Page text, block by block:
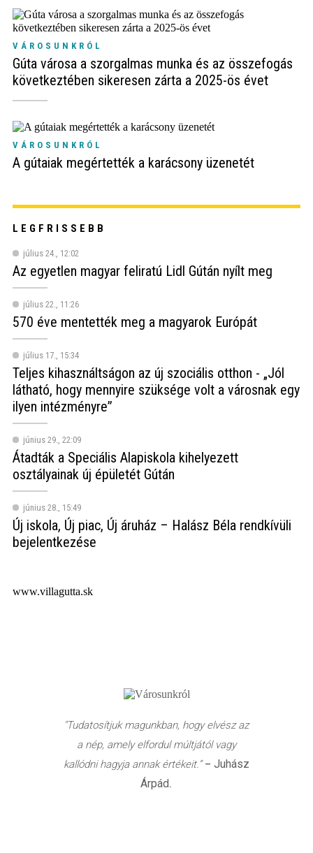
VÁROSUNKRÓL
Gúta városa a szorgalmas munka és az összefogás
következtében sikeresen zárta a 2025-ös évet
VÁROSUNKRÓL
A gútaiak megértették a karácsony üzenetét
LEGFRISSEBB
július 24., 12:02
Az egyetlen magyar feliratú Lidl Gútán nyílt meg
július 22., 11:26
570 éve mentették meg a magyarok Európát
július 17., 15:34
Teljes kihasználtságon az új szociális otthon - „Jól
látható, hogy mennyire szüksége volt a városnak egy
ilyen intézményre”
június 29., 22:09
Átadták a Speciális Alapiskola kihelyezett
osztályainak új épületét Gútán
június 28., 15:49
Új iskola, Új piac, Új áruház – Halász Béla rendkívüli
bejelentkezése
www.villagutta.sk
"Tudatosítjuk magunkban, hogy elvész az
a nép, amely elfordul múltjától vagy
kallódni hagyja annak értékeit.”– Juhász
Árpád.